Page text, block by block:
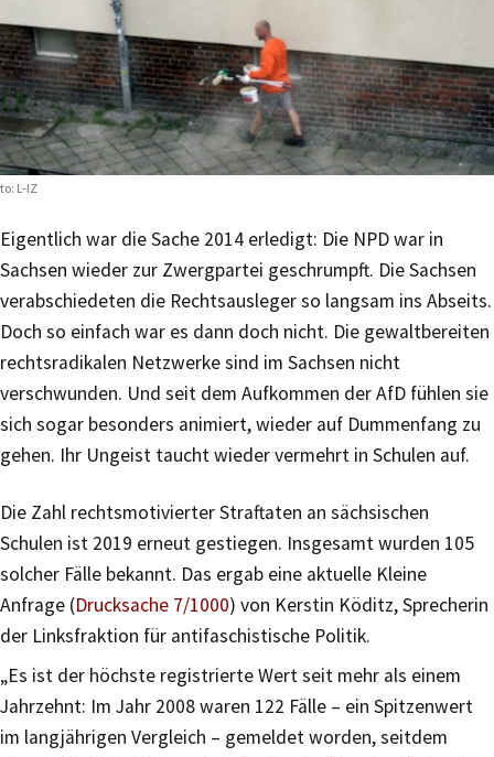
L-IZ
Eigentlich war die Sache 2014 erledigt: Die NPD war in
Sachsen wieder zur Zwergpartei geschrumpft. Die Sachsen
verabschiedeten die Rechtsausleger so langsam ins Abseits.
Doch so einfach war es dann doch nicht. Die gewaltbereiten
rechtsradikalen Netzwerke sind im Sachsen nicht
verschwunden. Und seit dem Aufkommen der AfD fühlen sie
sich sogar besonders animiert, wieder auf Dummenfang zu
gehen. Ihr Ungeist taucht wieder vermehrt in Schulen auf.
Die Zahl rechtsmotivierter Straftaten an sächsischen
Schulen ist 2019 erneut gestiegen. Insgesamt wurden 105
solcher Fälle bekannt. Das ergab eine aktuelle Kleine
Anfrage (Drucksache 7/1000) von Kerstin Köditz, Sprecherin
der Linksfraktion für antifaschistische Politik.
„Es ist der höchste registrierte Wert seit mehr als einem
Jahrzehnt: Im Jahr 2008 waren 122 Fälle – ein Spitzenwert
im langjährigen Vergleich – gemeldet worden, seitdem